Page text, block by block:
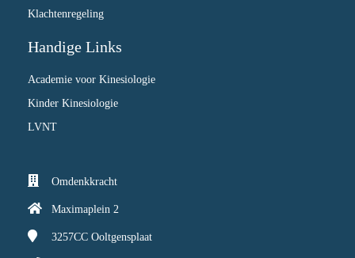
Klachtenregeling
Handige Links
Academie voor Kinesiologie
Kinder Kinesiologie
LVNT
Omdenkkracht
Maximaplein 2
3257CC Ooltgensplaat